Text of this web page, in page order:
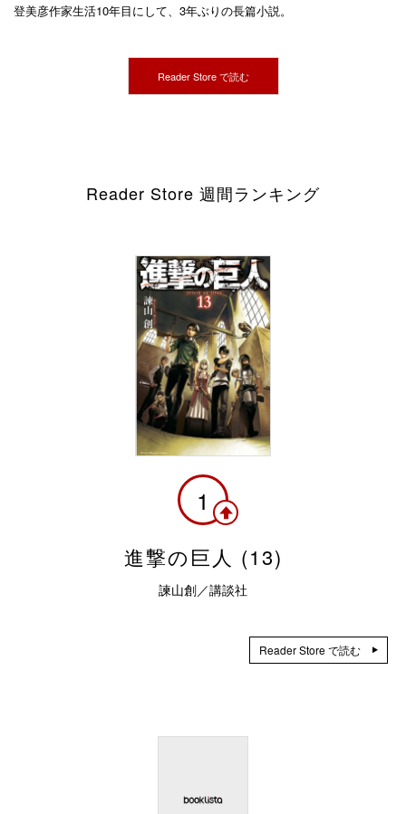
登美彦作家生活10年目にして、3年ぶりの長篇小説。
Reader Store で読む
Reader Store 週間ランキング
1
進撃の巨人 (13)
諫山創／講談社
Reader Store で読む